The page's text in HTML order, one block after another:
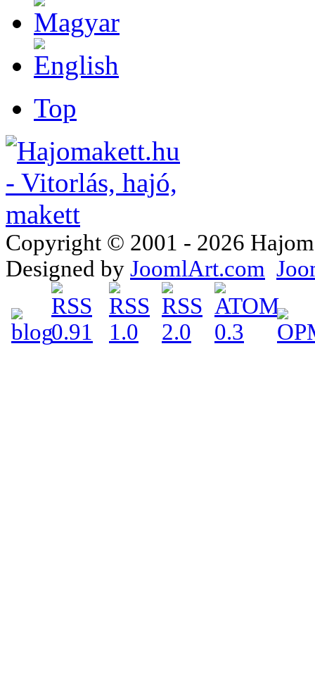
Top
Copyright © 2001 - 2026
Designed by JoomlArt.com